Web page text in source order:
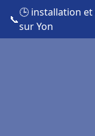
📞
🕒 installation et
sur Yon